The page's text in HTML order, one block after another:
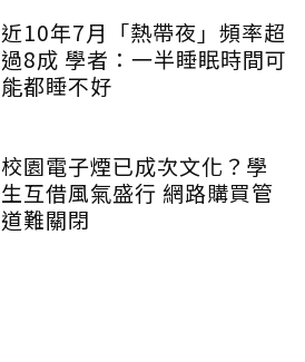
近10年7月「熱帶夜」頻率超
過8成 學者：一半睡眠時間可
能都睡不好
校園電子煙已成次文化？學
生互借風氣盛行 網路購買管
道難關閉